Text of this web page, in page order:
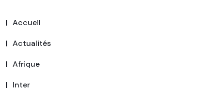
Accueil
Actualités
Afrique
Inter